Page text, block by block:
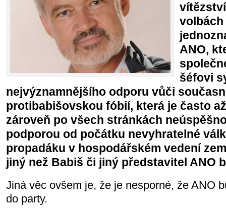
volbách
ANO,
šéfovi
nejvýznamnějšího odporu vůči
protibabišovskou fóbií, která je často
zároveň po všech stránkách
podporou od počátku nevyhratelné
propadáku v hospodářském vedení
jiný než Babiš či jiný představitel ANO
Jiná věc ovšem je, že je nesporné, že ANO
do party.